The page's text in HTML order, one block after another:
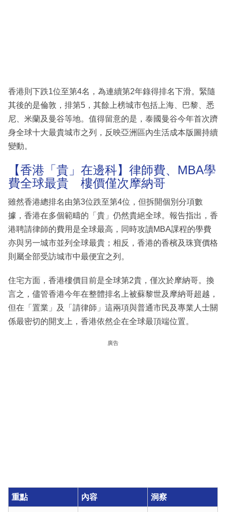
香港則下跌1位至第4名，為連續第2年錄得排名下滑。緊隨
其後的是倫敦，排第5，其餘上榜城市包括上海、巴黎、悉
尼、米蘭及曼谷等地。值得留意的是，泰國曼谷今年首次躋
身全球十大最貴城市之列，反映亞洲區內生活成本版圖持續
變動。
【香港「貴」在邊科】律師費、MBA學
費全球最貴 樓價僅次摩納哥
雖然香港總排名由第3位跌至第4位，但拆開個別分項數
據，香港在多個範疇的「貴」仍然貴絕全球。報告指出，香
港聘請律師的費用是全球最高，同時攻讀MBA課程的學費
亦與另一城市並列全球最貴；相反，香港的香檳及珠寶價格
則屬全部受訪城市中最便宜之列。
住宅方面，香港樓價目前是全球第2貴，僅次於摩納哥。換
言之，儘管香港今年在整體排名上被蘇黎世及摩納哥超越，
但在「置業」及「請律師」這兩項與普通市民及專業人士關
係最密切的開支上，香港依然企在全球最頂端位置。
廣告
重點 內容 洞察